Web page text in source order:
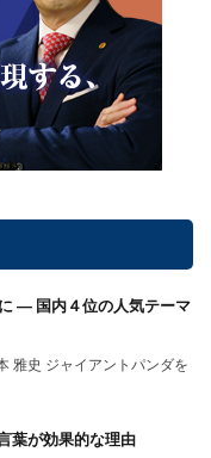
― 国内４位の人気テーマ
雅史 ジャイアントパンダを
葉が効果的な理由